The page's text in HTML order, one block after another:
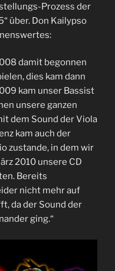
Prozess der
über. Don Kailypso
damit begonnen
dies kam dann
kam unser Bassist
unsere ganzen
dem Sound der Viola
kam auch der
zustande, in dem wir
2010 unsere CD
Bereits
nicht mehr auf
da der Sound der
ging.“